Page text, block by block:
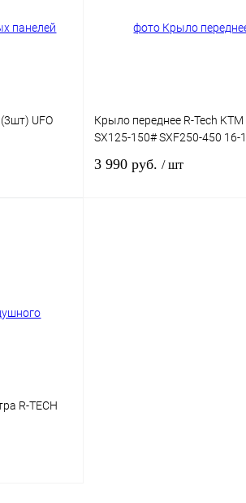
UFO
Крыло переднее R-Tech
SX125-150# SXF250-450
3 990 руб. / шт
R-TECH